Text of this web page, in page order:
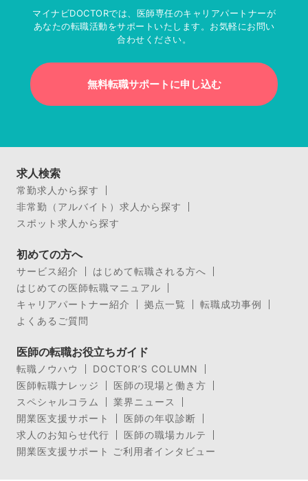
マイナビDOCTORでは、医師専任のキャリアパートナーが
あなたの転職活動をサポートいたします。お気軽にお問い
合わせください。
無料転職サポートに申し込む
求人検索
常勤求人から探す
非常勤（アルバイト）求人から探す
スポット求人から探す
初めての方へ
サービス紹介
はじめて転職される方へ
はじめての医師転職マニュアル
キャリアパートナー紹介
拠点一覧
転職成功事例
よくあるご質問
医師の転職お役立ちガイド
転職ノウハウ
DOCTOR’S COLUMN
医師転職ナレッジ
医師の現場と働き方
スペシャルコラム
業界ニュース
開業医支援サポート
医師の年収診断
求人のお知らせ代行
医師の職場カルテ
開業医支援サポート ご利用者インタビュー